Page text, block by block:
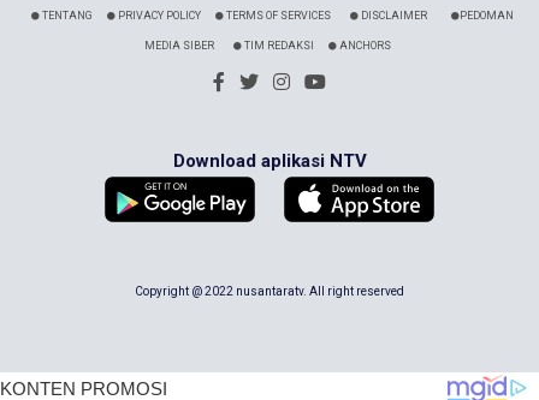
TENTANG PRIVACY POLICY TERMS OF SERVICES DISCLAIMER PEDOMAN
MEDIA SIBER TIM REDAKSI ANCHORS
Download aplikasi NTV
Copyright @ 2022 nusantaratv. All right reserved